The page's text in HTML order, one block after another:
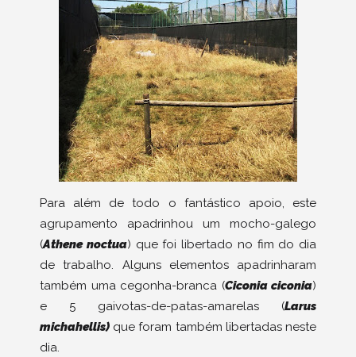
Para além de todo o fantástico apoio, este
agrupamento apadrinhou um mocho-galego
(Athene noctua) que foi libertado no fim do dia
de trabalho. Alguns elementos apadrinharam
também uma cegonha-branca (Ciconia ciconia)
e 5 gaivotas-de-patas-amarelas (Larus
michahellis) que foram também libertadas neste
dia.